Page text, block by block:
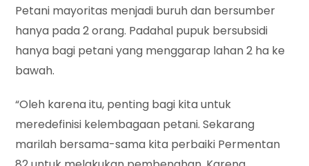
Petani mayoritas menjadi buruh dan bersumber
hanya pada 2 orang. Padahal pupuk bersubsidi
hanya bagi petani yang menggarap lahan 2 ha ke
bawah.
“Oleh karena itu, penting bagi kita untuk
meredefinisi kelembagaan petani. Sekarang
marilah bersama-sama kita perbaiki Permentan